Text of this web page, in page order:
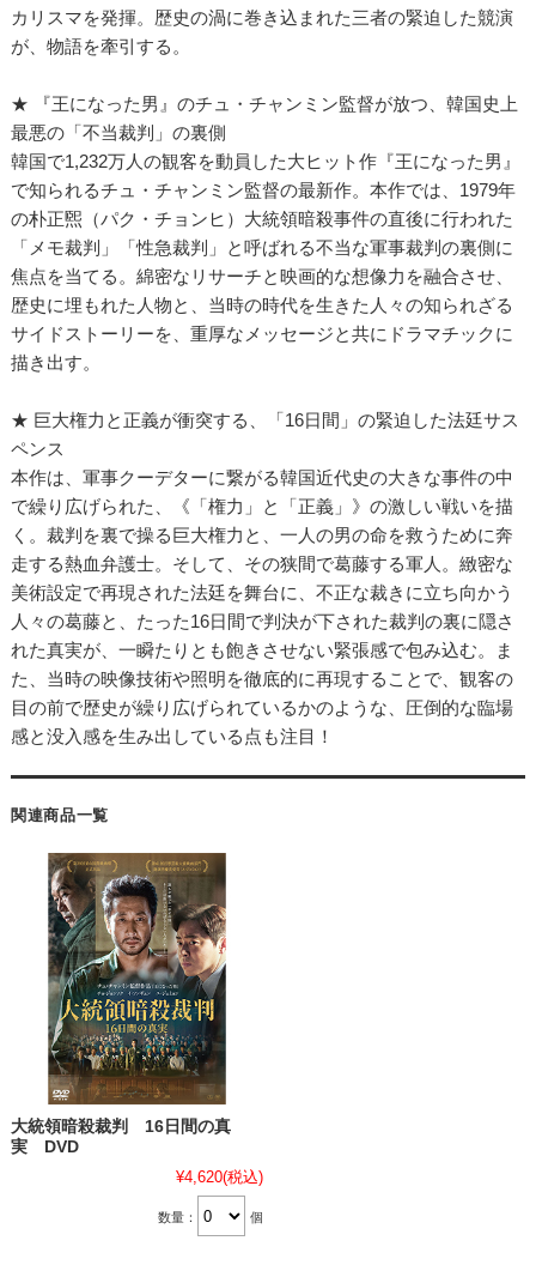
カリスマを発揮。歴史の渦に巻き込まれた三者の緊迫した競演
が、物語を牽引する。
★ 『王になった男』のチュ・チャンミン監督が放つ、韓国史上
最悪の「不当裁判」の裏側
韓国で1,232万人の観客を動員した大ヒット作『王になった男』
で知られるチュ・チャンミン監督の最新作。本作では、1979年
の朴正煕（パク・チョンヒ）大統領暗殺事件の直後に行われた
「メモ裁判」「性急裁判」と呼ばれる不当な軍事裁判の裏側に
焦点を当てる。綿密なリサーチと映画的な想像力を融合させ、
歴史に埋もれた人物と、当時の時代を生きた人々の知られざる
サイドストーリーを、重厚なメッセージと共にドラマチックに
描き出す。
★ 巨大権力と正義が衝突する、「16日間」の緊迫した法廷サス
ペンス
本作は、軍事クーデターに繋がる韓国近代史の大きな事件の中
で繰り広げられた、《「権力」と「正義」》の激しい戦いを描
く。裁判を裏で操る巨大権力と、一人の男の命を救うために奔
走する熱血弁護士。そして、その狭間で葛藤する軍人。緻密な
美術設定で再現された法廷を舞台に、不正な裁きに立ち向かう
人々の葛藤と、たった16日間で判決が下された裁判の裏に隠さ
れた真実が、一瞬たりとも飽きさせない緊張感で包み込む。ま
た、当時の映像技術や照明を徹底的に再現することで、観客の
目の前で歴史が繰り広げられているかのような、圧倒的な臨場
感と没入感を生み出している点も注目！
関連商品一覧
大統領暗殺裁判 16日間の真
実 DVD
¥4,620(税込)
数量： 個